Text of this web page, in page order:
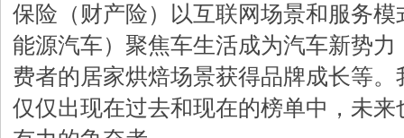
保险（财产险）以互联网场景和服务
能源汽车）聚焦车生活成为汽车新势
费者的居家烘焙场景获得品牌成长等
仅仅出现在过去和现在的榜单中，未